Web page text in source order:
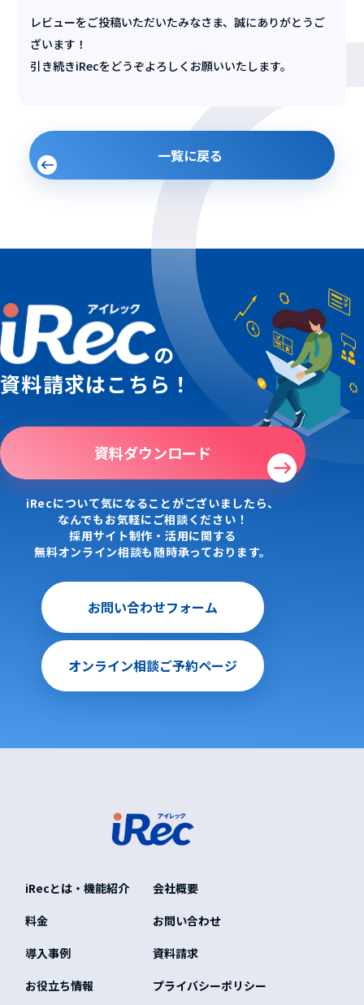
レビューをご投稿いただいたみなさま、誠にありがとうご
ざいます！
引き続きiRecをどうぞよろしくお願いいたします。
一覧に戻る
の
資料請求はこちら！
資料ダウンロード
iRecについて気になることがございましたら、
なんでもお気軽にご相談ください！
採用サイト制作・活用に関する
無料オンライン相談も随時承っております。
お問い合わせフォーム
オンライン相談ご予約ページ
iRecとは・機能紹介
料金
導入事例
お役立ち情報
会社概要
お問い合わせ
資料請求
プライバシーポリシー